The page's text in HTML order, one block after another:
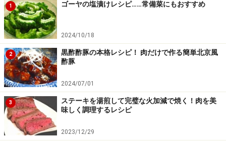
1 ゴーヤの塩漬けレシピ……常備菜にもおすすめ
2024/10/18
2
黒酢酢豚の本格レシピ！ 肉だけで作る簡単北京風
酢豚
2024/07/01
3
ステーキを湯煎して完璧な火加減で焼く！肉を美
味しく調理するレシピ
2023/12/29